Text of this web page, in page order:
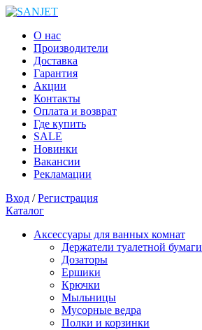
О нас
Производители
Доставка
Гарантия
Акции
Контакты
Оплата и возврат
Где купить
SALE
Новинки
Вакансии
Рекламации
Вход /Регистрация
Каталог
Аксессуары для ванных комнат
Держатели туалетной бумаги
Дозаторы
Ершики
Крючки
Мыльницы
Мусорные ведра
Полки и корзинки